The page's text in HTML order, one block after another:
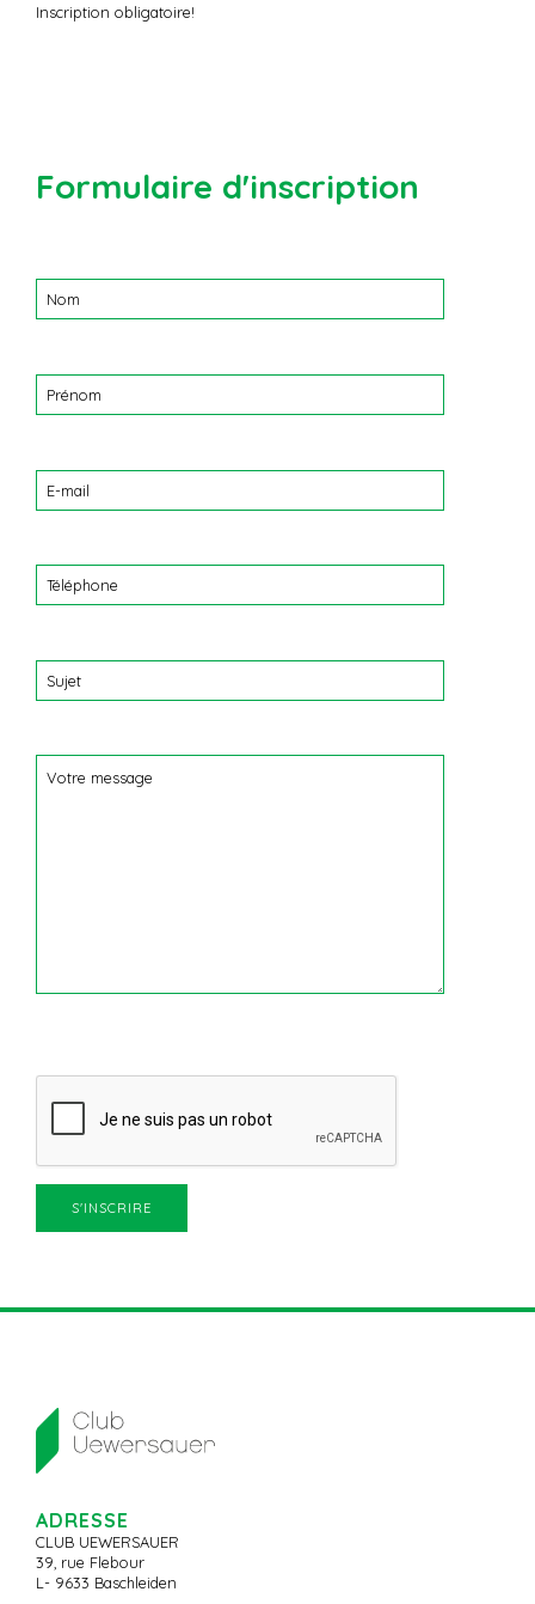
Inscription obligatoire!
Formulaire d'inscription
ADRESSE
CLUB UEWERSAUER
39, rue Flebour
L- 9633 Baschleiden